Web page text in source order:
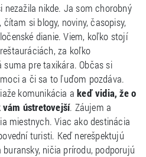
nezažila nikde. Ja som chorobný
si blogy, noviny, časopisy,
dianie. Viem, koľko stojí
za koľko
pre taxikára. Občas si
a či sa to ľuďom pozdáva.
komunikácia akeď vidia, že o
ústretovejší. Záujem a
miestnych. Viac ako destinácia
turisti. Keď nerešpektujú
ničia prírodu, podporujú